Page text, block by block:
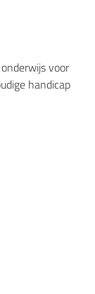
voor
handicap